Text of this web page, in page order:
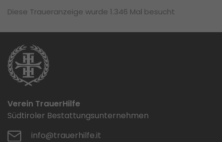
Diese Traueranzeige wurde 1.346 Mal besucht
Verein TrauerHilfe
Südtiroler Bestattungsunternehmen
info@trauerhilfe.it